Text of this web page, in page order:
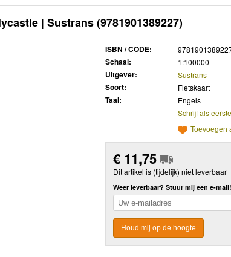
| Sustrans(9781901389227)
ISBN / CODE:
Schaal: 1:100000
Uitgever: Sustrans
Soort: Fietskaart
Taal:
Engels
Schrijf als
Toevoegen
€ 11,75
Dit artikel is (tijdelijk) niet leverbaar
Weer leverbaar? Stuur mij een e-mail!
Houd mij op de hoogte